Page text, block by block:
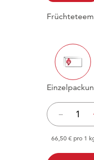
–
66,50 € pro 1